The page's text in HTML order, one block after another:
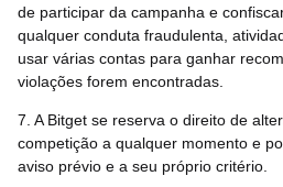
de participar da campanha e
qualquer conduta fraudulenta,
usar várias contas para ganhar
violações forem encontradas.
7. A Bitget se reserva o direito de
competição a qualquer momento e
aviso prévio e a seu próprio critério.